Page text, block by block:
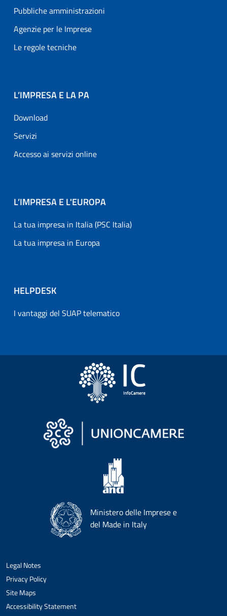
Pubbliche amministrazioni
Agenzie per le Imprese
Le regole tecniche
L’IMPRESA E LA PA
Download
Servizi
Accesso ai servizi online
L’IMPRESA E L'EUROPA
La tua impresa in Italia (PSC Italia)
La tua impresa in Europa
HELPDESK
I vantaggi del SUAP telematico
Ministero delle Imprese e
del Made in Italy
Legal Notes
Privacy Policy
Site Maps
Accessibility Statement